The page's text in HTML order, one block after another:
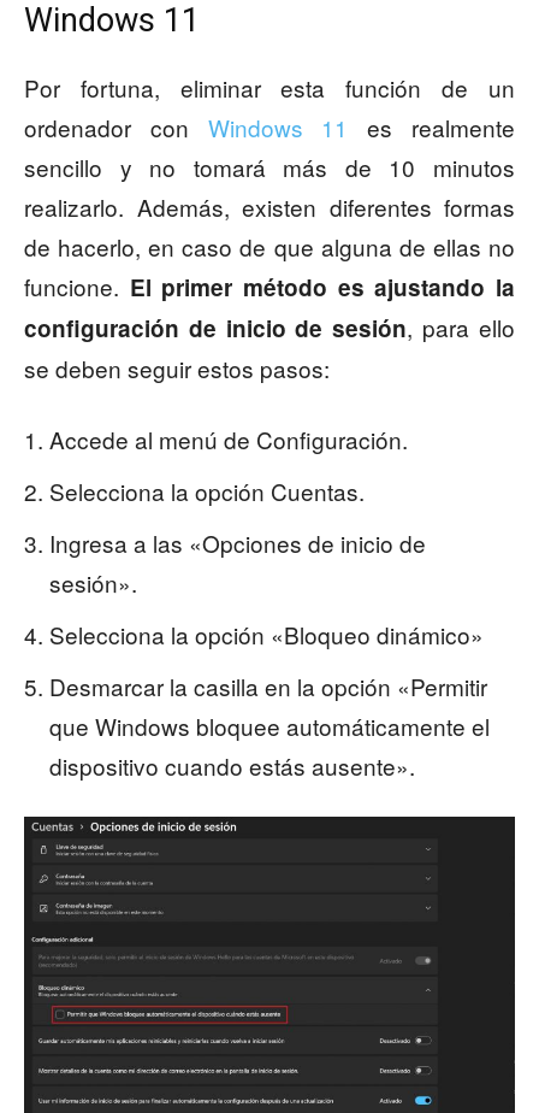
Windows 11
Por fortuna, eliminar esta función de un
ordenador con Windows 11
es realmente
sencillo y no tomará más de 10 minutos
realizarlo. Además, existen diferentes formas
de hacerlo, en caso de que alguna de ellas no
funcione. El primer método es ajustando la
configuración de inicio de sesión, para ello
se deben seguir estos pasos:
Accede al menú de Configuración.
Selecciona la opción Cuentas.
Ingresa a las «Opciones de inicio de
sesión».
Selecciona la opción «Bloqueo dinámico»
Desmarcar la casilla en la opción «Permitir
que Windows bloquee automáticamente el
dispositivo cuando estás ausente».